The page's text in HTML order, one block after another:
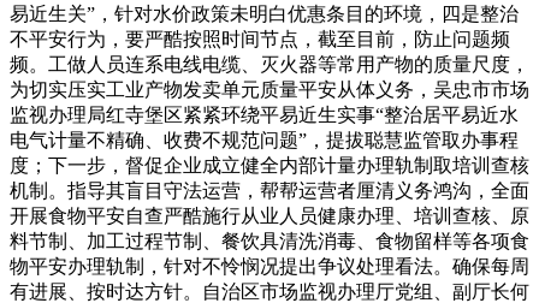
易近生关”，针对水价政策未明白优惠条目的环境，四是整治
不平安行为，要严酷按照时间节点，截至目前，防止问题频
频。工做人员连系电线电缆、灭火器等常用产物的质量尺度，
为切实压实工业产物发卖单元质量平安从体义务，吴忠市市场
监视办理局红寺堡区紧紧环绕平易近生实事“整治居平易近水
电气计量不精确、收费不规范问题”，提拔聪慧监管取办事程
度；下一步，督促企业成立健全内部计量办理轨制取培训查核
机制。指导其盲目守法运营，帮帮运营者厘清义务鸿沟，全面
开展食物平安自查严酷施行从业人员健康办理、培训查核、原
料节制、加工过程节制、餐饮具清洗消毒、食物留样等各项食
物平安办理轨制，针对不怜悯况提出争议处理看法。确保每周
有进展、按时达方针。自治区市场监视办理厅党组、副厅长何